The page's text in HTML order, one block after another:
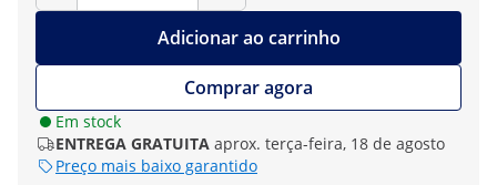
Adicionar ao carrinho
Comprar agora
Em stock
ENTREGA GRATUITA aprox. terça-feira, 18 de agosto
Preço mais baixo garantido